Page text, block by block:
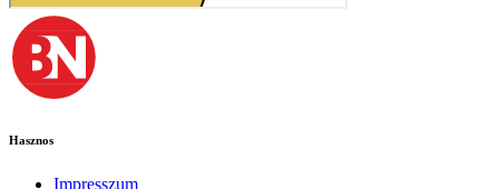
Hasznos
Impresszum